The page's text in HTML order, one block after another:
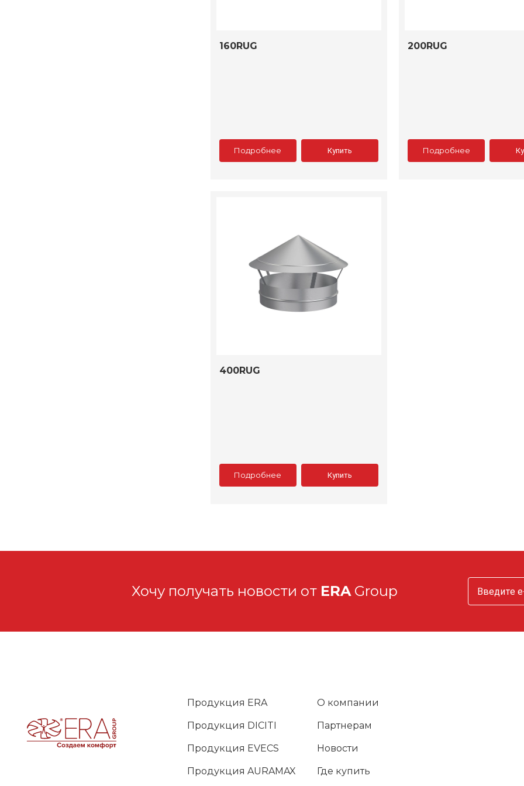
160RUG
Подробнее Купить
200RUG
Подробнее
400RUG
Подробнее Купить
Хочу получать новости от ERAGroup
Продукция ERA
Продукция DICITI
Продукция EVECS
Продукция AURAMAX
О компании
Партнерам
Новости
Где купить